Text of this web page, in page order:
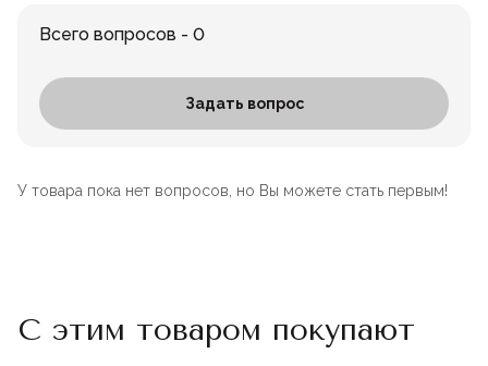
Всего вопросов - 0
Задать вопрос
У товара пока нет вопросов, но Вы можете стать первым!
С этим товаром покупают